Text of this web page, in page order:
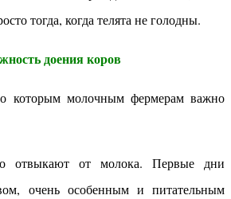
тогда, когда телята не голодны.
доения коров
которым молочным фермерам важно
отвыкают от молока. Первые дни
очень особенным и питательным